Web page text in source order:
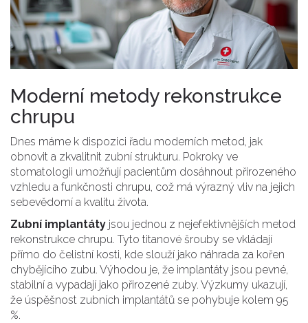
Moderní metody rekonstrukce
chrupu
Dnes máme k dispozici řadu moderních metod, jak
obnovit a zkvalitnit zubní strukturu. Pokroky ve
stomatologii umožňují pacientům dosáhnout přirozeného
vzhledu a funkčnosti chrupu, což má výrazný vliv na jejich
sebevědomí a kvalitu života.
Zubní implantáty jsou jednou z nejefektivnějších metod
rekonstrukce chrupu. Tyto titanové šrouby se vkládají
přímo do čelistní kosti, kde slouží jako náhrada za kořen
chybějícího zubu. Výhodou je, že implantáty jsou pevné,
stabilní a vypadají jako přirozené zuby. Výzkumy ukazují,
že úspěšnost zubních implantátů se pohybuje kolem 95
%.